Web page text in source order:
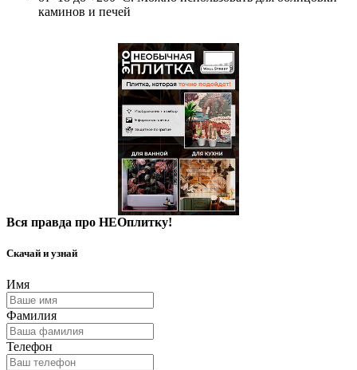
каминов и печей
Вся правда про НЕОплитку!
Скачай и узнай
Имя
Фамилия
Телефон